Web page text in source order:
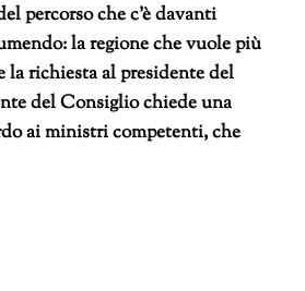
percorso che c’è davanti
la regione che vuole più
la richiesta al presidente del
del Consiglio chiede una
ai ministri competenti, che